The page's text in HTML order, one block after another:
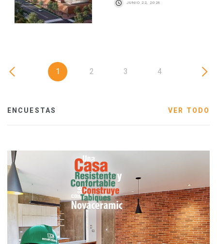
JUNIO 22, 2026
1 2 3 4
ENCUESTAS VER TODO